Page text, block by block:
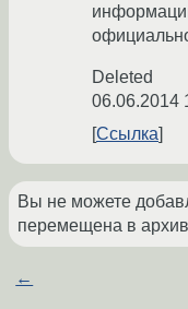
Deleted
06.06.2014
Ссылка
Вы не можете
перемещена в
←